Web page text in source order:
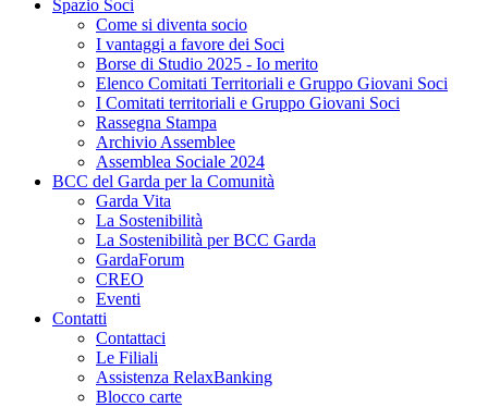
Spazio Soci
Come si diventa socio
I vantaggi a favore dei Soci
Borse di Studio 2025 - Io merito
Elenco Comitati Territoriali e Gruppo Giovani Soci
I Comitati territoriali e Gruppo Giovani Soci
Rassegna Stampa
Archivio Assemblee
Assemblea Sociale 2024
BCC del Garda per la Comunità
Garda Vita
La Sostenibilità
La Sostenibilità per BCC Garda
GardaForum
CREO
Eventi
Contatti
Contattaci
Le Filiali
Assistenza RelaxBanking
Blocco carte